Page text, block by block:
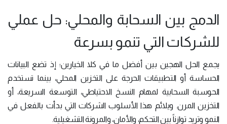
الدمج بين السحابة والمحلي: حل عملي
للشركات التي تنمو بسرعة
يجمع الحل الهجين بين أفضل ما في كلا الخيارين؛ إذ تضع البيانات
الحساسة أو التطبيقات الحرجة على التخزين المحلي، بينما تستخدم
الحوسبة السحابية لمهام النسخ الاحتياطي، التوسعة السريعة، أو
التخزين المرن. ويلائم هذا الأسلوب الشركات التي بدأت بالفعل في
النمو وتريد توازناً بين التحكم، والأمان، والمرونة التشغيلية.